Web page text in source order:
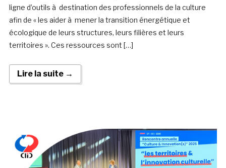
ligne d’outils à destination des professionnels de la culture
afin de « les aider à mener la transition énergétique et
écologique de leurs structures, leurs filières et leurs
territoires ». Ces ressources sont […]
Lire la suite →